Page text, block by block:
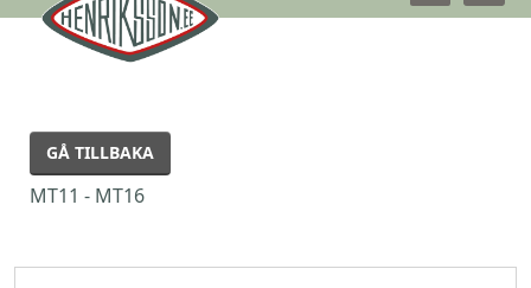
GÅ TILLBAKA
MT11 - MT16